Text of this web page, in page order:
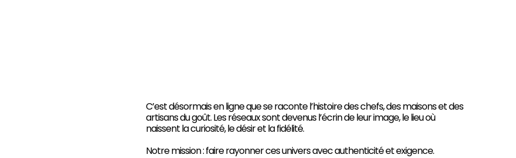
C’est désormais en ligne que se raconte l’histoire des chefs, des maisons et des
artisans du goût. Les réseaux sont devenus l’écrin de leur image, le lieu où
naissent la curiosité, le désir et la fidélité.
Notre mission : faire rayonner ces univers avec authenticité et exigence.